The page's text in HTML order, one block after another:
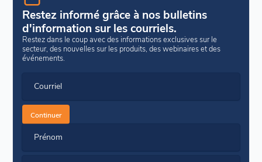
Restez informé grâce à nos bulletins
d'information sur les courriels.
Restez dans le coup avec des informations exclusives sur le
secteur, des nouvelles sur les produits, des webinaires et des
événements.
Courriel
Continuer
Prénom